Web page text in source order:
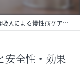
よる慢性病ケアと安全性・効果の最新エビデンス解説
安全性・効果